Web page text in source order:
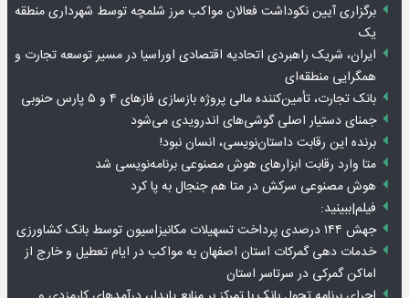
برگزاری آیین نکوداشت فعالان مواکب مرز شلمچه توسط شهرداری منطقه
یک
ایران، شریک راهبردی اتحادیه اقتصادی اوراسیا در مسیر توسعه تجارت و
همگرایی منطقه‌ای
بانک تجارت، تأمین‌کننده مالی پروژه بازسازی فازهای ۴ و ۵ پارس حنوبی
جمنای دستیار اصلی گوشی‌های اندرویدی می‌شود
برنده این رقابت داستان‌نویسی، انسان نبود!
متا وارد رقابت ابزارهای هوش مصنوعی برنامه‌نویسی شد
هوش مصنوعی سرکش در متا هم جنجال به پا کرد
فیلم|ببینید:
جهش ۱۴۴ درصدی پرداخت تسهیلات مکانیزاسیون توسط بانک کشاورزی
خدمات دهی گمرکات استان اصفهان به مواکب در ایام تعطیل و خارج از
اماکن گمرکی در سرتاسر استان